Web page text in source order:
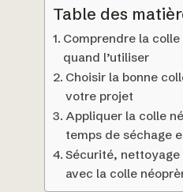
Table des
Comprendre la
quand l’utiliser
Choisir la bonne
votre projet
Appliquer la colle
temps de séchage
Sécurité,
avec la colle